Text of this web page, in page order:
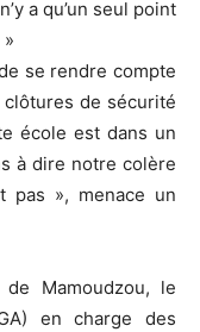
a qu’un seul point
se rendre compte
de sécurité
école est dans un
à dire notre colère
pas », menace un
Mamoudzou, le
en charge des